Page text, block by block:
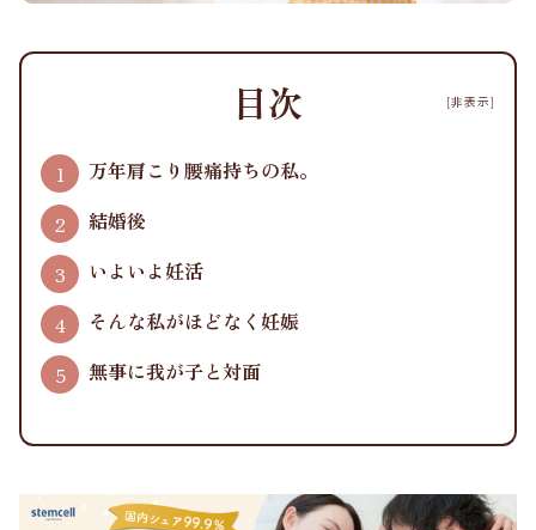
[非表示]
目次
万年肩こり腰痛持ちの私。
結婚後
いよいよ妊活
そんな私がほどなく妊娠
無事に我が子と対面